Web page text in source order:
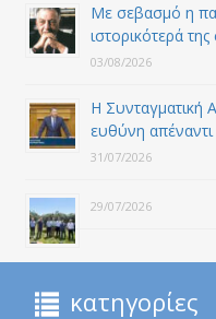
Με σεβασμό η
ιστορικότερά
03/08/2026
Η Συνταγματική
ευθύνη απέναντι
31/07/2026
29/07/2026
κατηγορίες